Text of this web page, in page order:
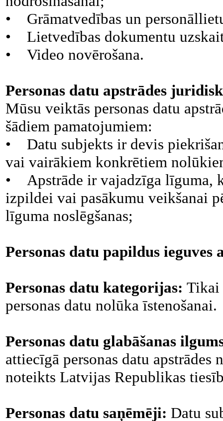
• Grāmatvedības un
• Lietvedības dokumentu
• Video novērošana.
Personas datu apstrādes
Mūsu veiktās personas datu
šādiem pamatojumiem:
• Datu subjekts ir devis
vai vairākiem konkrētiem
• Apstrāde ir vajadzīga līguma,
izpildei vai pasākumu veikšanai
līguma noslēgšanas;
Personas datu papildus ieguves
Personas datu kategorijas: Tikai
personas datu nolūka īstenošanai.
Personas datu glabāšanas
attiecīgā personas datu
noteikts Latvijas Republikas
Personas datu saņēmēji: Datu